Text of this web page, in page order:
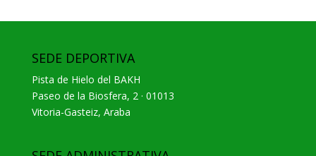
SEDE DEPORTIVA
Pista de Hielo del BAKH
Paseo de la Biosfera, 2 · 01013
Vitoria-Gasteiz, Araba